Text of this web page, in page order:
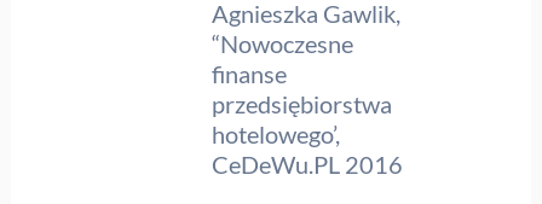
Agnieszka Gawlik,
“Nowoczesne
finanse
przedsiębiorstwa
hotelowego’,
CeDeWu.PL 2016